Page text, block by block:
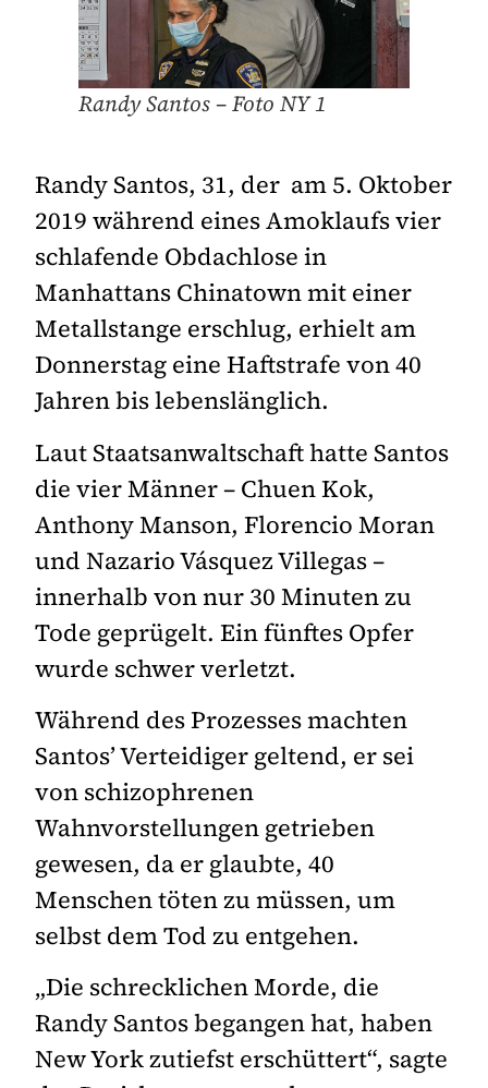
Randy Santos – Foto NY 1
Randy Santos, 31, der am 5. Oktober
2019 während eines Amoklaufs vier
schlafende Obdachlose in
Manhattans Chinatown mit einer
Metallstange erschlug, erhielt am
Donnerstag eine Haftstrafe von 40
Jahren bis lebenslänglich.
Laut Staatsanwaltschaft hatte Santos
die vier Männer – Chuen Kok,
Anthony Manson, Florencio Moran
und Nazario Vásquez Villegas –
innerhalb von nur 30 Minuten zu
Tode geprügelt. Ein fünftes Opfer
wurde schwer verletzt.
Während des Prozesses machten
Santos’ Verteidiger geltend, er sei
von schizophrenen
Wahnvorstellungen getrieben
gewesen, da er glaubte, 40
Menschen töten zu müssen, um
selbst dem Tod zu entgehen.
„Die schrecklichen Morde, die
Randy Santos begangen hat, haben
New York zutiefst erschüttert“, sagte